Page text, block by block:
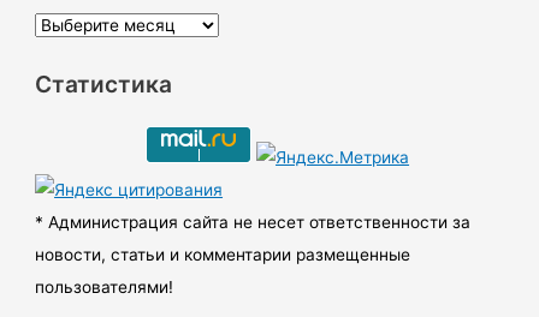
А
х
ы
Статистика
* Администрация сайта не несет ответственности за
новости, статьи и комментарии размещенные
пользователями!